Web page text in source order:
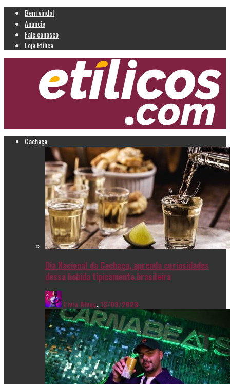
Bem vindo!
Anuncie
Fale conosco
Loja Etílica
Cachaça
Dia Nacional da Cachaça, aprenda curiosidades
dessa bebida tipicamente brasileira
Livia Alves,13/09/2023